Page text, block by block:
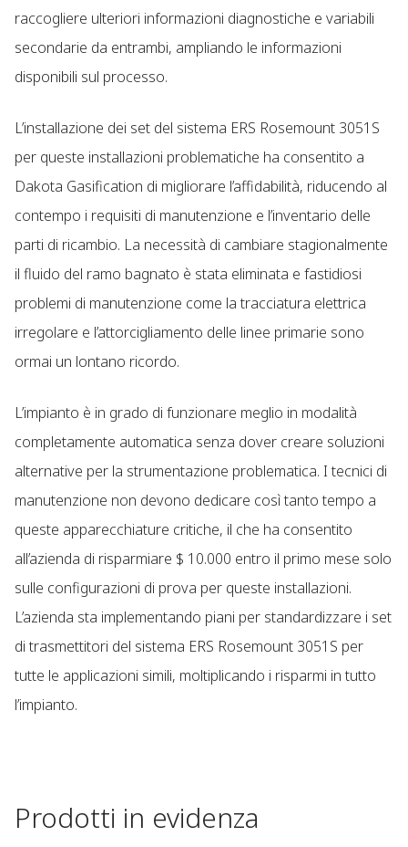
raccogliere ulteriori informazioni diagnostiche e variabili
secondarie da entrambi, ampliando le informazioni
disponibili sul processo.
L’installazione dei set del sistema ERS Rosemount 3051S
per queste installazioni problematiche ha consentito a
Dakota Gasification di migliorare l’affidabilità, riducendo al
contempo i requisiti di manutenzione e l’inventario delle
parti di ricambio. La necessità di cambiare stagionalmente
il fluido del ramo bagnato è stata eliminata e fastidiosi
problemi di manutenzione come la tracciatura elettrica
irregolare e l’attorcigliamento delle linee primarie sono
ormai un lontano ricordo.
L’impianto è in grado di funzionare meglio in modalità
completamente automatica senza dover creare soluzioni
alternative per la strumentazione problematica. I tecnici di
manutenzione non devono dedicare così tanto tempo a
queste apparecchiature critiche, il che ha consentito
all’azienda di risparmiare $ 10.000 entro il primo mese solo
sulle configurazioni di prova per queste installazioni.
L’azienda sta implementando piani per standardizzare i set
di trasmettitori del sistema ERS Rosemount 3051S per
tutte le applicazioni simili, moltiplicando i risparmi in tutto
l’impianto.
Prodotti in evidenza